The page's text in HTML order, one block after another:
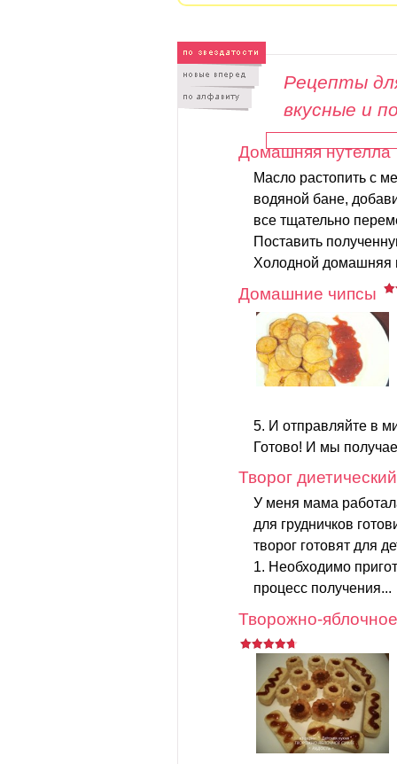
Рецепты
вкусные и
Домашняя нутелла
Масло растопить с
водяной бане,
все тщательно
Поставить
Холодной домашняя
Домашние чипсы
5. И отправляйте в
Готово! И мы
Творог диетический
У меня мама
для грудничков
творог готовят для
1. Необходимо
процесс получения...
Творожно-